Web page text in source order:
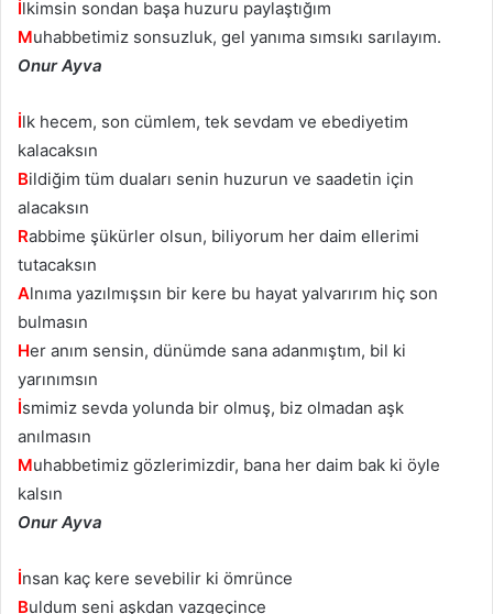
İlkimsin sondan başa huzuru paylaştığım
Muhabbetimiz sonsuzluk, gel yanıma sımsıkı sarılayım.
Onur Ayva
İlk hecem, son cümlem, tek sevdam ve ebediyetim
kalacaksın
Bildiğim tüm duaları senin huzurun ve saadetin için
alacaksın
Rabbime şükürler olsun, biliyorum her daim ellerimi
tutacaksın
Alnıma yazılmışsın bir kere bu hayat yalvarırım hiç son
bulmasın
Her anım sensin, dünümde sana adanmıştım, bil ki
yarınımsın
İsmimiz sevda yolunda bir olmuş, biz olmadan aşk
anılmasın
Muhabbetimiz gözlerimizdir, bana her daim bak ki öyle
kalsın
Onur Ayva
İnsan kaç kere sevebilir ki ömrünce
Buldum seni aşkdan vazgeçince